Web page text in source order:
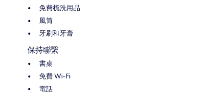
免費梳洗用品
風筒
牙刷和牙膏
保持聯繫
書桌
免費 Wi-Fi
電話